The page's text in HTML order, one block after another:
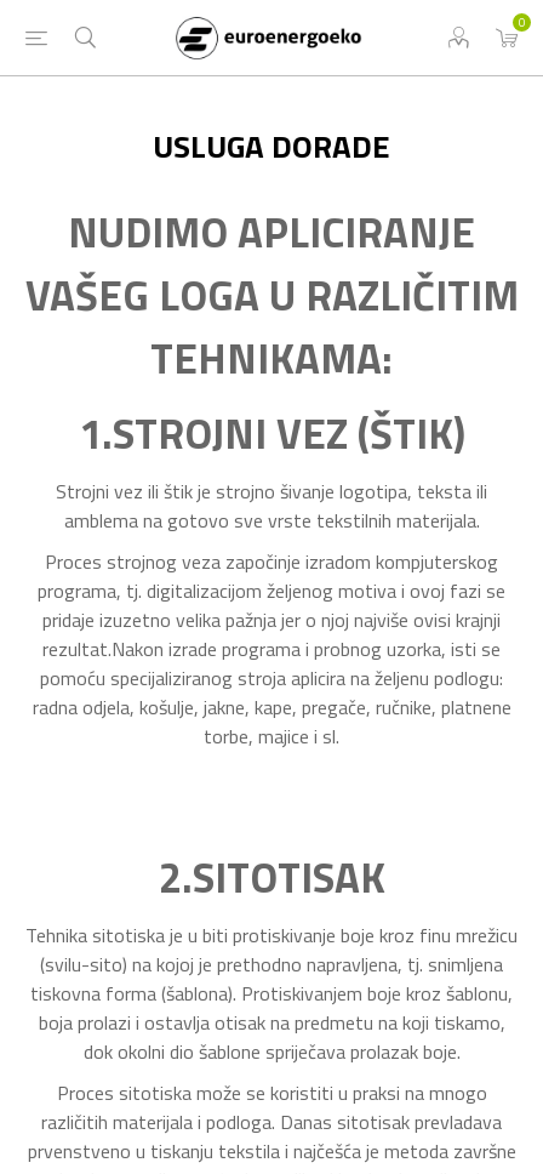
0
USLUGA DORADE
NUDIMO APLICIRANJE
VAŠEG LOGA U RAZLIČITIM
TEHNIKAMA:
1.STROJNI VEZ (ŠTIK)
Strojni vez ili štik je strojno šivanje logotipa, teksta ili
amblema na gotovo sve vrste tekstilnih materijala.
Proces strojnog veza započinje izradom kompjuterskog
programa, tj. digitalizacijom željenog motiva i ovoj fazi se
pridaje izuzetno velika pažnja jer o njoj najviše ovisi krajnji
rezultat.Nakon izrade programa i probnog uzorka, isti se
pomoću specijaliziranog stroja aplicira na željenu podlogu:
radna odjela, košulje, jakne, kape, pregače, ručnike, platnene
torbe, majice i sl.
2.SITOTISAK
Tehnika sitotiska je u biti protiskivanje boje kroz finu mrežicu
(svilu-sito) na kojoj je prethodno napravljena, tj. snimljena
tiskovna forma (šablona). Protiskivanjem boje kroz šablonu,
boja prolazi i ostavlja otisak na predmetu na koji tiskamo,
dok okolni dio šablone spriječava prolazak boje.
Proces sitotiska može se koristiti u praksi na mnogo
različitih materijala i podloga. Danas sitotisak prevladava
prvenstveno u tiskanju tekstila i najčešća je metoda završne